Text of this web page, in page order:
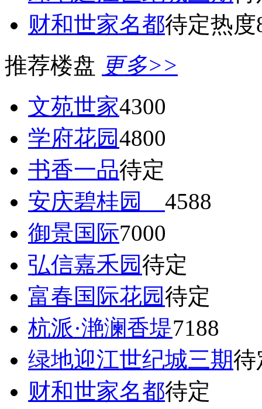
财和世家名都待定热度
推荐楼盘 更多>>
文苑世家4300
学府花园4800
书香一品待定
安庆碧桂园 4588
御景国际7000
弘信嘉禾园待定
富春国际花园待定
杭派·滟澜香堤7188
绿地迎江世纪城三期待
财和世家名都待定